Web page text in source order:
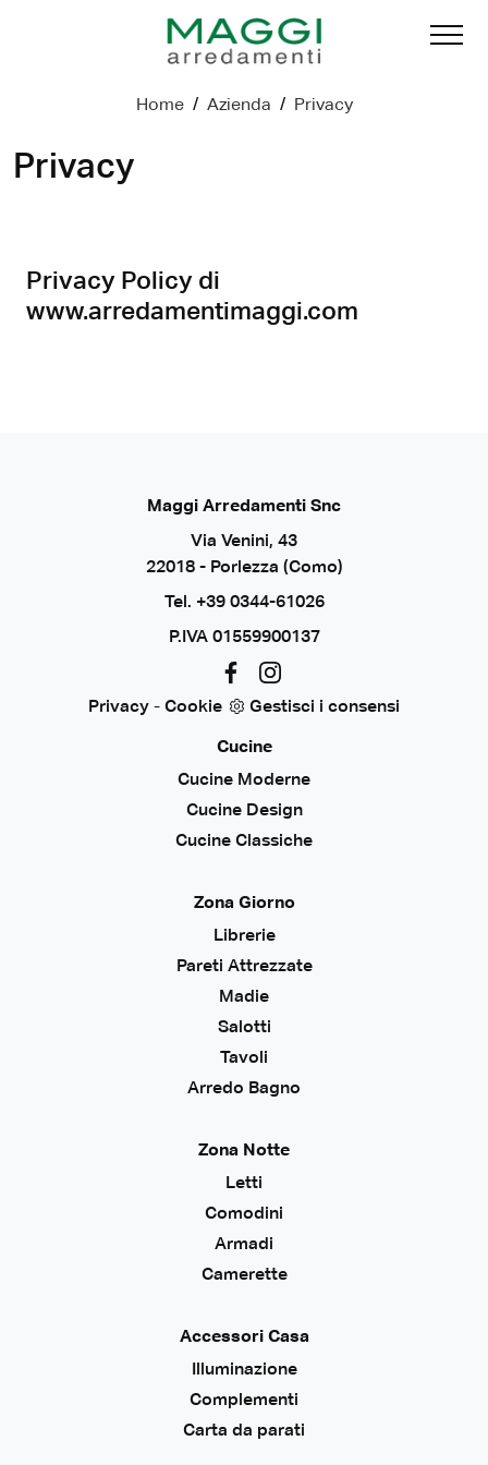
Home / Azienda / Privacy
Privacy
Privacy Policy di
www.arredamentimaggi.com
Maggi Arredamenti Snc
Via Venini, 43
22018 - Porlezza (Como)
Tel. +39 0344-61026
P.IVA 01559900137
Privacy - Cookie Gestisci i consensi
Cucine
Cucine Moderne
Cucine Design
Cucine Classiche
Zona Giorno
Librerie
Pareti Attrezzate
Madie
Salotti
Tavoli
Arredo Bagno
Zona Notte
Letti
Comodini
Armadi
Camerette
Accessori Casa
Illuminazione
Complementi
Carta da parati